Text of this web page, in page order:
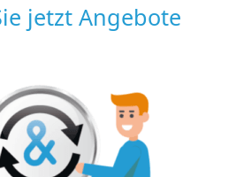
jetzt Angebote